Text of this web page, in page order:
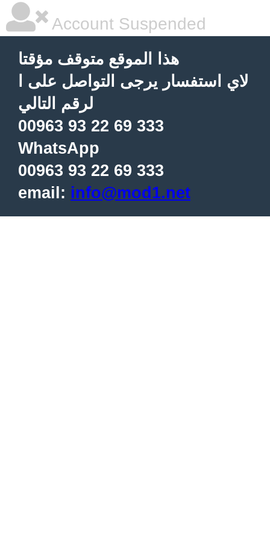
Account Suspended
هذا الموقع متوقف مؤقتا
لاي استفسار يرجى التواصل على ا
لرقم التالي
00963 93 22 69 333
WhatsApp
00963 93 22 69 333
email: info@mod1.net